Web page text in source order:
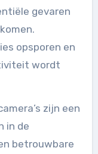
gevaren
opsporen en
wordt
zijn een
in de
betrouwbare